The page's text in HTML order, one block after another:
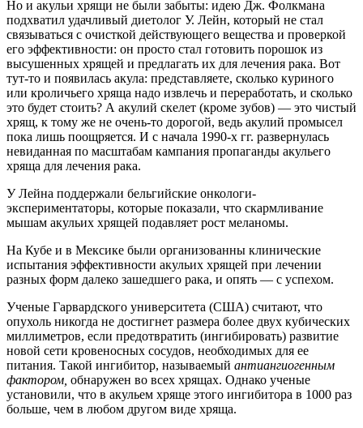
Но и акульи хрящи не были забыты: идею Дж. Фолкмана
подхватил удачливый диетолог У. Лейн, который не стал
связываться с очисткой действующего вещества и проверкой
его эффективности: он просто стал готовить порошок из
высушенных хрящей и предлагать их для лечения рака. Вот
тут-то и появилась акула: представляете, сколько куриного
или кроличьего хряща надо извлечь и переработать, и сколько
это будет стоить? А акулий скелет (кроме зубов) — это чистый
хрящ, к тому же не очень-то дорогой, ведь акулий промысел
пока лишь поощряется. И с начала 1990-х гг. развернулась
невиданная по масштабам кампания пропаганды акульего
хряща для лечения рака.
У Лейна поддержали бельгийские онкологи-
экспериментаторы, которые показали, что скармливание
мышам акульих хрящей подавляет рост меланомы.
На Кубе и в Мексике были организованны клинические
испытания эффективности акульих хрящей при лечении
разных форм далеко зашедшего рака, и опять — с успехом.
Ученые Гарвардского университета (США) считают, что
опухоль никогда не достигнет размера более двух кубических
миллиметров, если предотвратить (ингибировать) развитие
новой сети кровеносных сосудов, необходимых для ее
питания. Такой ингибитор, называемый антиангиогенным
фактором, обнаружен во всех хрящах. Однако ученые
установили, что в акульем хряще этого ингибитора в 1000 раз
больше, чем в любом другом виде хряща.